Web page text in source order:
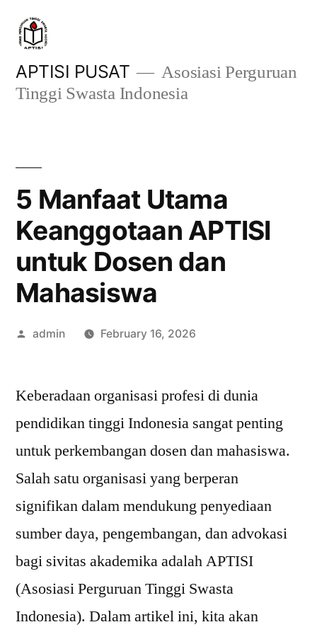
content
APTISI PUSAT
Asosiasi Perguruan
Tinggi Swasta Indonesia
5 Manfaat Utama
Keanggotaan APTISI
untuk Dosen dan
Mahasiswa
Posted
admin February 16, 2026
Keberadaan organisasi profesi di dunia
pendidikan tinggi Indonesia sangat penting
untuk perkembangan dosen dan mahasiswa.
Salah satu organisasi yang berperan
signifikan dalam mendukung penyediaan
sumber daya, pengembangan, dan advokasi
bagi sivitas akademika adalah APTISI
(Asosiasi Perguruan Tinggi Swasta
Indonesia). Dalam artikel ini, kita akan